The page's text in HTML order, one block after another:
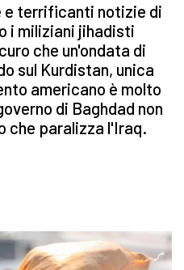
e terrificanti notizie di
i miliziani jihadisti
che un'ondata di
sul Kurdistan, unica
americano è molto
di Baghdad non
che paralizza l'Iraq.